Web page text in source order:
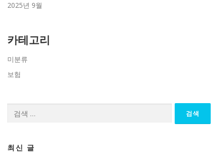
2025년 9월
카테고리
미분류
보험
최신 글